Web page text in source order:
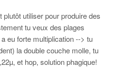
utiliser pour produire des
tu veux des plages
eu forte multiplication --> tu
la double couche molle, tu
et hop, solution phagique!